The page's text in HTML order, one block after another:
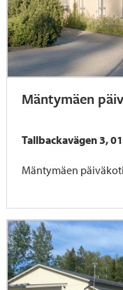
Mäntymäen
Tallbackavägen 3,
Mäntymäen